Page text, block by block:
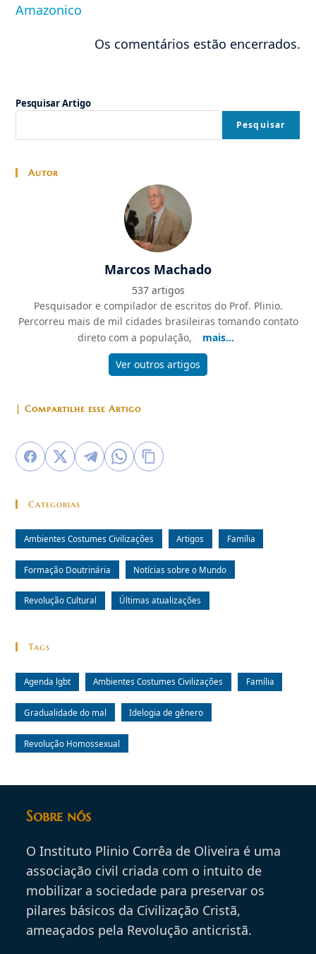
Amazonico
Os comentários estão encerrados.
Pesquisar Artigo
Pesquisar
Autor
Marcos Machado
537 artigos
Pesquisador e compilador de escritos do Prof. Plinio.
Percorreu mais de mil cidades brasileiras tomando contato
direto com a população,
mais...
Ver outros artigos
| Compartilhe esse Artigo
Categorias
Ambientes Costumes Civilizações Artigos Família
Formação Doutrinária Notícias sobre o Mundo
Revolução Cultural Últimas atualizações
Tags
Agenda lgbt Ambientes Costumes Civilizações Família
Gradualidade do mal Idelogia de gênero
Revolução Homossexual
Sobre nós
O Instituto Plinio Corrêa de Oliveira é uma
associação civil criada com o intuito de
mobilizar a sociedade para preservar os
pilares básicos da Civilização Cristã,
ameaçados pela Revolução anticristã.